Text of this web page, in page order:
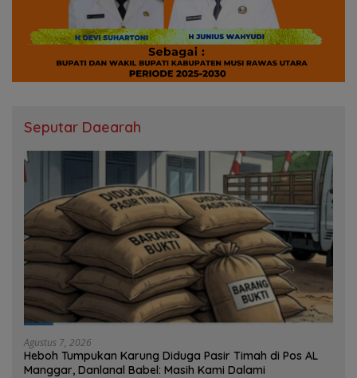
Seputar Daearah
Agustus 7, 2026
Heboh Tumpukan Karung Diduga Pasir Timah di Pos AL
Manggar, Danlanal Babel: Masih Kami Dalami